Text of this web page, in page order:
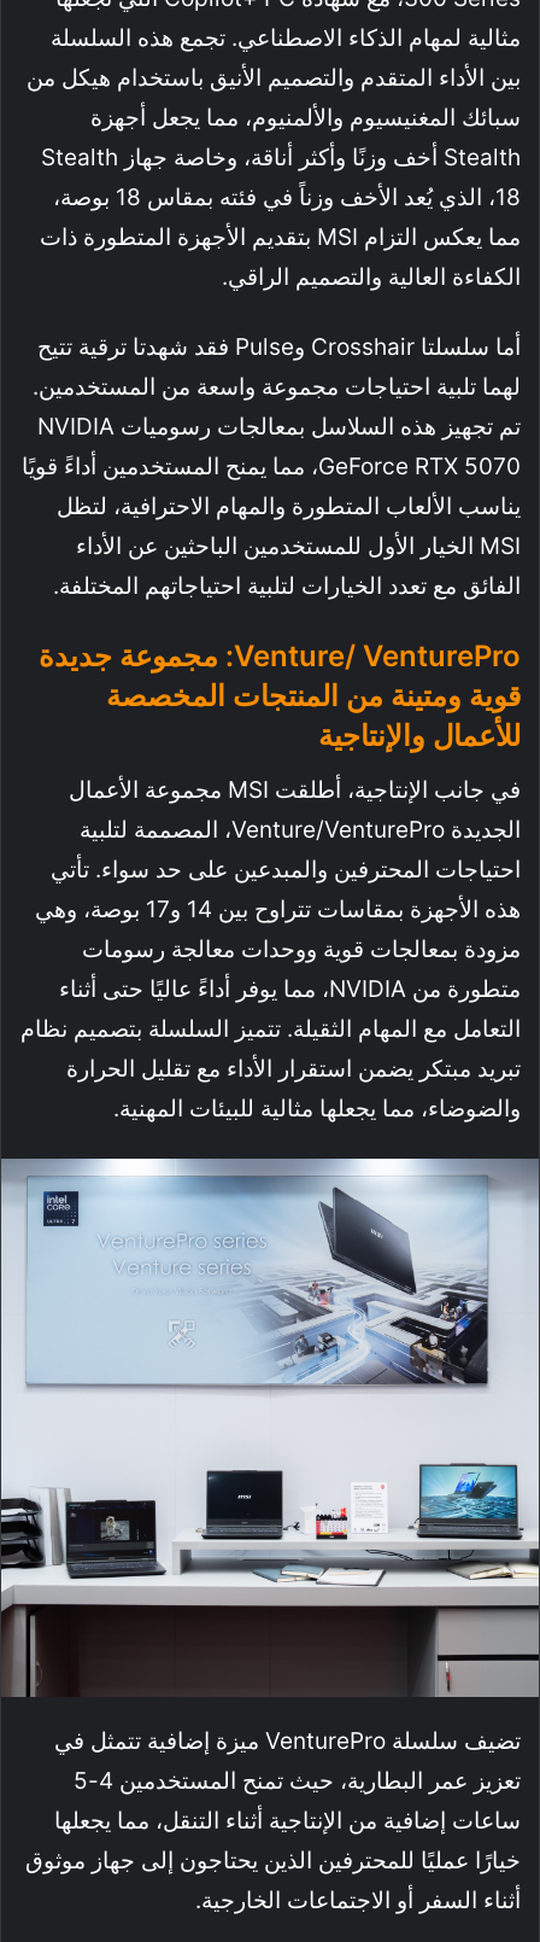
مثالية لمهام الذكاء الاصطناعي. تجمع هذه السلسلة
بين الأداء المتقدم والتصميم الأنيق باستخدام هيكل من
سبائك المغنيسيوم والألمنيوم، مما يجعل أجهزة
Stealth أخف وزنًا وأكثر أناقة، وخاصة جهاز Stealth
18، الذي يُعد الأخف وزناً في فئته بمقاس 18 بوصة،
مما يعكس التزام MSI بتقديم الأجهزة المتطورة ذات
الكفاءة العالية والتصميم الراقي.
أما سلسلتا Crosshair وPulse فقد شهدتا ترقية تتيح
لهما تلبية احتياجات مجموعة واسعة من المستخدمين.
تم تجهيز هذه السلاسل بمعالجات رسوميات NVIDIA
GeForce RTX 5070، مما يمنح المستخدمين أداءً قويًا
يناسب الألعاب المتطورة والمهام الاحترافية، لتظل
MSI الخيار الأول للمستخدمين الباحثين عن الأداء
الفائق مع تعدد الخيارات لتلبية احتياجاتهم المختلفة.
Venture/ VenturePro: مجموعة جديدة
قوية ومتينة من المنتجات المخصصة
للأعمال والإنتاجية
في جانب الإنتاجية، أطلقت MSI مجموعة الأعمال
الجديدة Venture/VenturePro، المصممة لتلبية
احتياجات المحترفين والمبدعين على حد سواء. تأتي
هذه الأجهزة بمقاسات تتراوح بين 14 و17 بوصة، وهي
مزودة بمعالجات قوية ووحدات معالجة رسومات
متطورة من NVIDIA، مما يوفر أداءً عاليًا حتى أثناء
التعامل مع المهام الثقيلة. تتميز السلسلة بتصميم نظام
تبريد مبتكر يضمن استقرار الأداء مع تقليل الحرارة
والضوضاء، مما يجعلها مثالية للبيئات المهنية.
تضيف سلسلة VenturePro ميزة إضافية تتمثل في
تعزيز عمر البطارية، حيث تمنح المستخدمين 4-5
ساعات إضافية من الإنتاجية أثناء التنقل، مما يجعلها
خيارًا عمليًا للمحترفين الذين يحتاجون إلى جهاز موثوق
أثناء السفر أو الاجتماعات الخارجية.